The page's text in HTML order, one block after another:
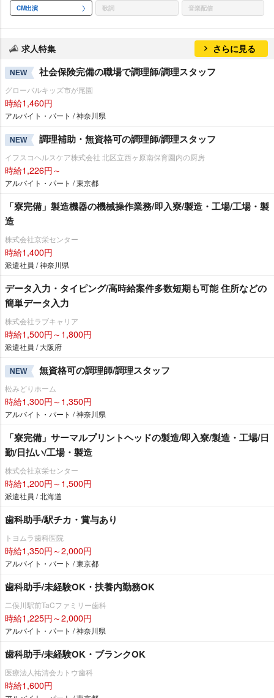
CM出演 歌詞 音楽配信
求人特集 さらに見る
NEW 社会保険完備の職場で調理師/調理スタッフ
グローバルキッズ市が尾園
時給1,460円
アルバイト・パート / 神奈川県
NEW 調理補助・無資格可の調理師/調理スタッフ
イフスコヘルスケア株式会社 北区立西ヶ原南保育園内の厨房
時給1,226円～
アルバイト・パート / 東京都
「寮完備」製造機器の機械操作業務/即入寮/製造・工場/工場・製
造
株式会社京栄センター
時給1,400円
派遣社員 / 神奈川県
データ入力・タイピング/高時給案件多数短期も可能 住所などの
簡単データ入力
株式会社ラブキャリア
時給1,500円～1,800円
派遣社員 / 大阪府
NEW 無資格可の調理師/調理スタッフ
松みどりホーム
時給1,300円～1,350円
アルバイト・パート / 神奈川県
「寮完備」サーマルプリントヘッドの製造/即入寮/製造・工場/日
勤/日払い/工場・製造
株式会社京栄センター
時給1,200円～1,500円
派遣社員 / 北海道
歯科助手/駅チカ・賞与あり
トヨムラ歯科医院
時給1,350円～2,000円
アルバイト・パート / 東京都
歯科助手/未経験OK・扶養内勤務OK
二俣川駅前TaCファミリー歯科
時給1,225円～2,000円
アルバイト・パート / 神奈川県
歯科助手/未経験OK・ブランクOK
医療法人祐清会カトウ歯科
時給1,600円